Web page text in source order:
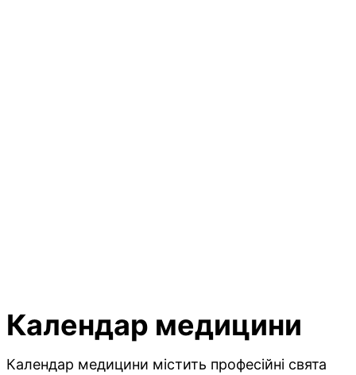
Календар медицини
Календар медицини містить професійні свята